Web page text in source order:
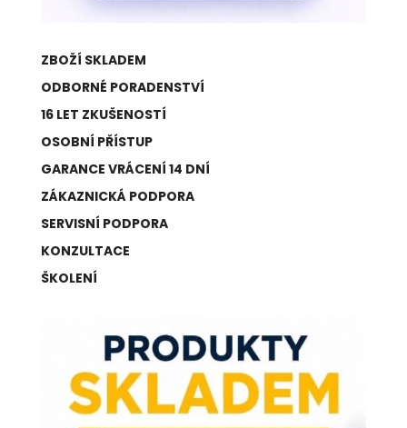
ZBOŽÍ SKLADEM
ODBORNÉ PORADENSTVÍ
16 LET ZKUŠENOSTÍ
OSOBNÍ PŘÍSTUP
GARANCE VRÁCENÍ 14 DNÍ
ZÁKAZNICKÁ PODPORA
SERVISNÍ PODPORA
KONZULTACE
ŠKOLENÍ